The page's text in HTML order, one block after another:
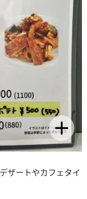
ザートやカフェタイ